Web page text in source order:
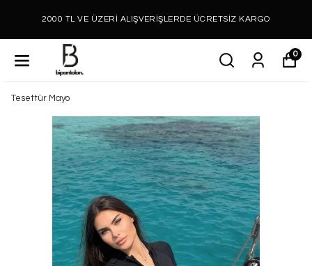
2000 TL VE ÜZERİ ALIŞVERİŞLERDE ÜCRETSİZ KARGO
0
Tesettür Mayo